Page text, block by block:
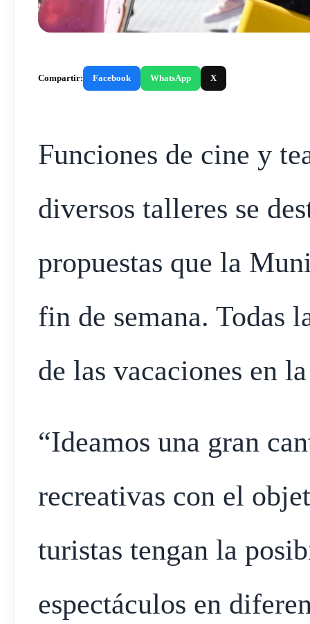
Compartir: Facebook WhatsApp X
Funciones de cine y
diversos talleres se
propuestas que la
fin de semana. Todas
de las vacaciones en
“Ideamos una gran
recreativas con el
turistas tengan la
espectáculos en